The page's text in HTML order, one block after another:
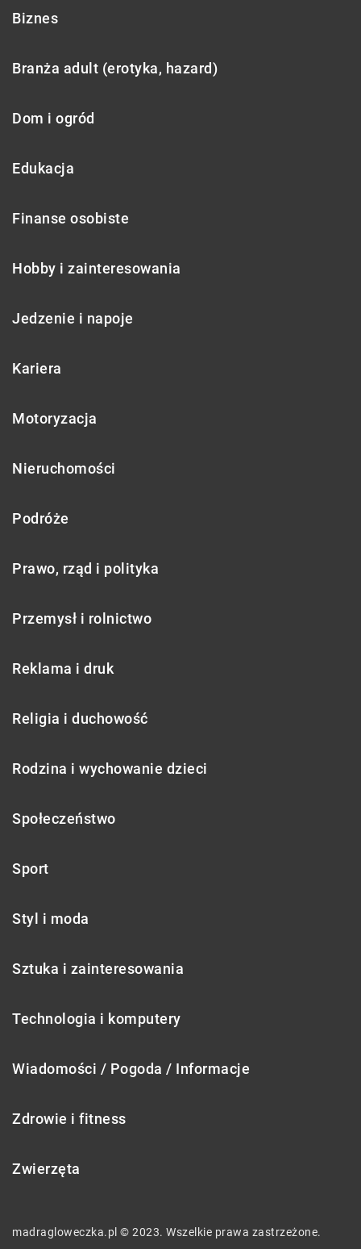
Biznes
Branża adult (erotyka, hazard)
Dom i ogród
Edukacja
Finanse osobiste
Hobby i zainteresowania
Jedzenie i napoje
Kariera
Motoryzacja
Nieruchomości
Podróże
Prawo, rząd i polityka
Przemysł i rolnictwo
Reklama i druk
Religia i duchowość
Rodzina i wychowanie dzieci
Społeczeństwo
Sport
Styl i moda
Sztuka i zainteresowania
Technologia i komputery
Wiadomości / Pogoda / Informacje
Zdrowie i fitness
Zwierzęta
madragloweczka.pl © 2023. Wszelkie prawa zastrzeżone.